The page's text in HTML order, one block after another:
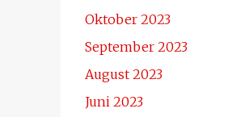
Oktober 2023
September 2023
August 2023
Juni 2023